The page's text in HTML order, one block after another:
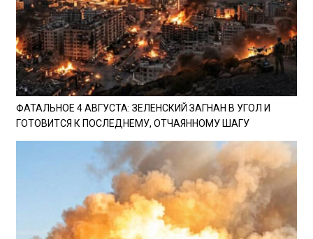
ФАТАЛЬНОЕ 4 АВГУСТА: ЗЕЛЕНСКИЙ ЗАГНАН В УГОЛ И
ГОТОВИТСЯ К ПОСЛЕДНЕМУ, ОТЧАЯННОМУ ШАГУ